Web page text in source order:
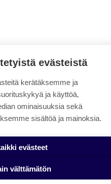
evästeistä
kerätäksemme ja
ja käyttöä,
ominaisuuksia sekä
sisältöä ja mainoksia.
evästeet
välttämätön